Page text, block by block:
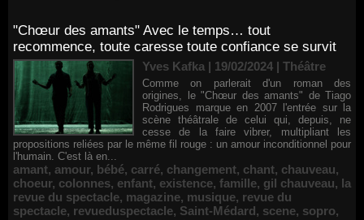
"Chœur des amants" Avec le temps… tout
recommence, toute caresse toute confiance se survit
Yves Kafka | 19/02/2024 | Théâtre
Comme on parlerait d'un roman des
origines, le "Chœur des amants" de Tiago
Rodrigues marque en 2007 l'entrée sur la
scène théâtrale de celui qui, depuis, ne
cesse de la faire vibrer, multipliant les
propositions reliées par le même fil rouge : un amour inconditionnel pour
l'humain. C'est là en...
amant, amour, bébé, carré, changement, chant, chauveau,
choeur, colonnes, enfant, existence, famille, gil chauveau, la
revue du spectacle, magazine, musique, revue du
spectacle, revueduspectacle, Saint-Médard, scene, sopro,